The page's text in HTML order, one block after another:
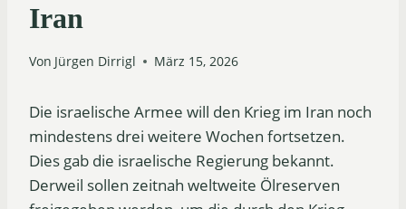
Iran
Von Jürgen Dirrigl März 15, 2026
Die israelische Armee will den Krieg im Iran noch
mindestens drei weitere Wochen fortsetzen.
Dies gab die israelische Regierung bekannt.
Derweil sollen zeitnah weltweite Ölreserven